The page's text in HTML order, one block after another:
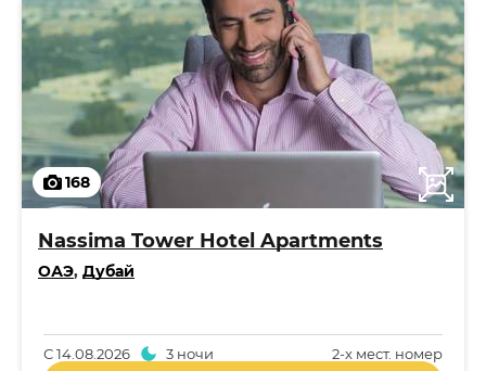
168
Nassima Tower Hotel Apartments
ОАЭ, Дубай
2-x мест. номер
С14.08.2026 3 ночи